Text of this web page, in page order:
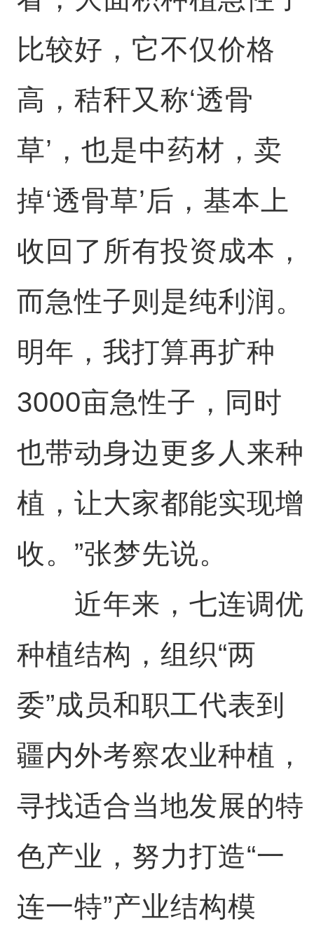
比较好，它不仅价格
高，秸秆又称‘透骨
草’，也是中药材，卖
掉‘透骨草’后，基本上
收回了所有投资成本，
而急性子则是纯利润。
明年，我打算再扩种
3000亩急性子，同时
也带动身边更多人来种
植，让大家都能实现增
收。”张梦先说。
近年来，七连调优
种植结构，组织“两
委”成员和职工代表到
疆内外考察农业种植，
寻找适合当地发展的特
色产业，努力打造“一
连一特”产业结构模